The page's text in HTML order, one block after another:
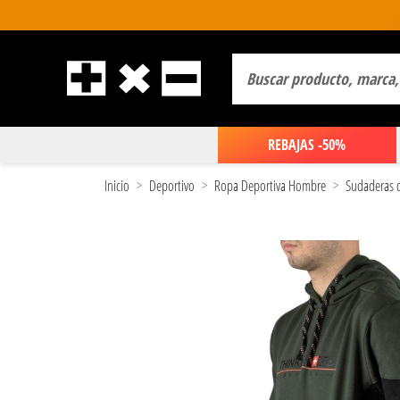
REBAJAS -50%
Inicio Deportivo Ropa Deportiva Hombre Sudaderas